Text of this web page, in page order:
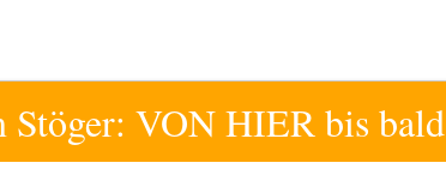
VON HIER bis bald